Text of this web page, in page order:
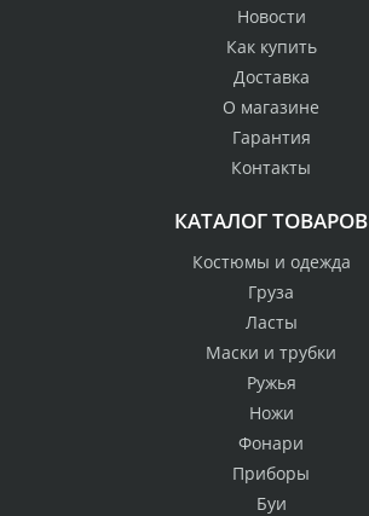
Новости
Как купить
Доставка
О магазине
Гарантия
Контакты
КАТАЛОГ ТОВАРОВ
Костюмы и одежда
Груза
Ласты
Маски и трубки
Ружья
Ножи
Фонари
Приборы
Буи